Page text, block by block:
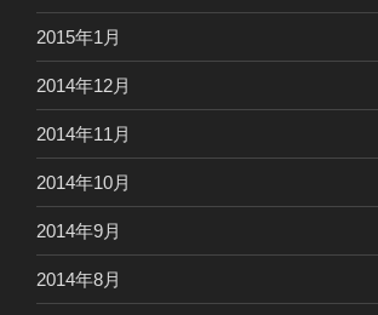
2015年1月
2014年12月
2014年11月
2014年10月
2014年9月
2014年8月